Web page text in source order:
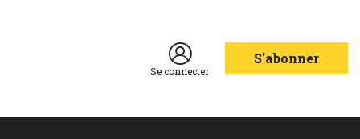
Se connecter
S'abonner